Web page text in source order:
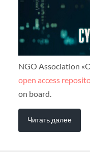
NGO Association
open access
on board.
Читать далее